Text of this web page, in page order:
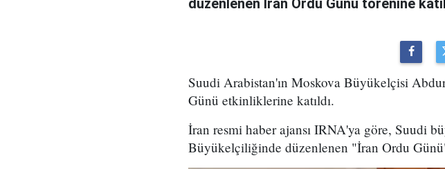
düzenlenen İran Ordu Günü törenine
Suudi Arabistan'ın Moskova Büyükelçisi
Günü etkinliklerine katıldı.
İran resmi haber ajansı IRNA'ya göre, Suudi
Büyükelçiliğinde düzenlenen "İran Ordu